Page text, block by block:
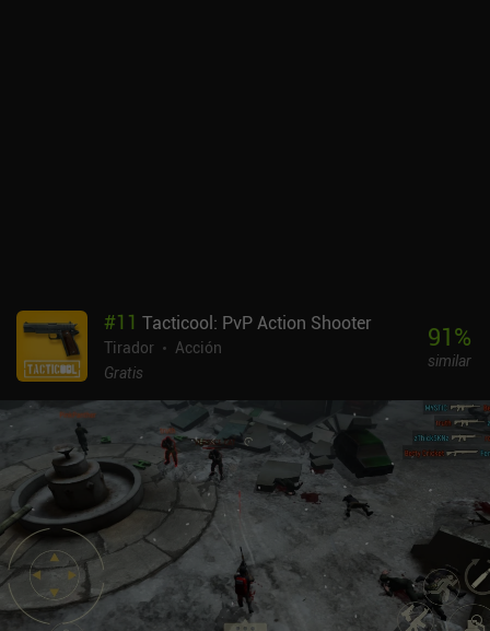
#11 Tacticool: PvP Action Shooter
Tirador
Acción
Gratis
91%
similar